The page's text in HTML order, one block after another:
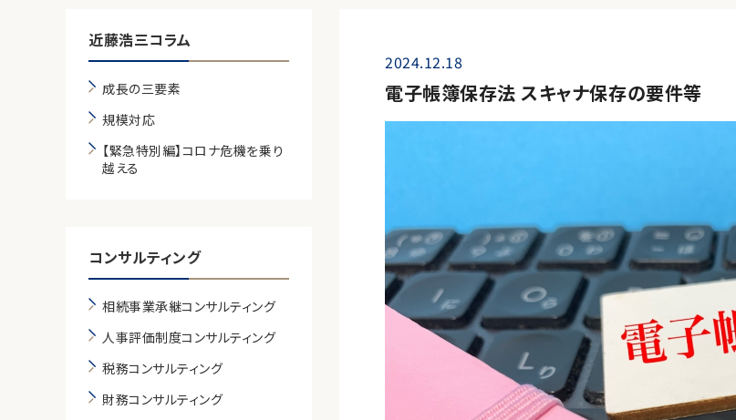
2024.12.18
電子帳簿保存法 スキャナ保存の要件等
近藤浩三コラム
成長の三要素
規模対応
【緊急特別編】コロナ危機を乗り
越える
コンサルティング
相続事業承継コンサルティング
人事評価制度コンサルティング
税務コンサルティング
財務コンサルティング